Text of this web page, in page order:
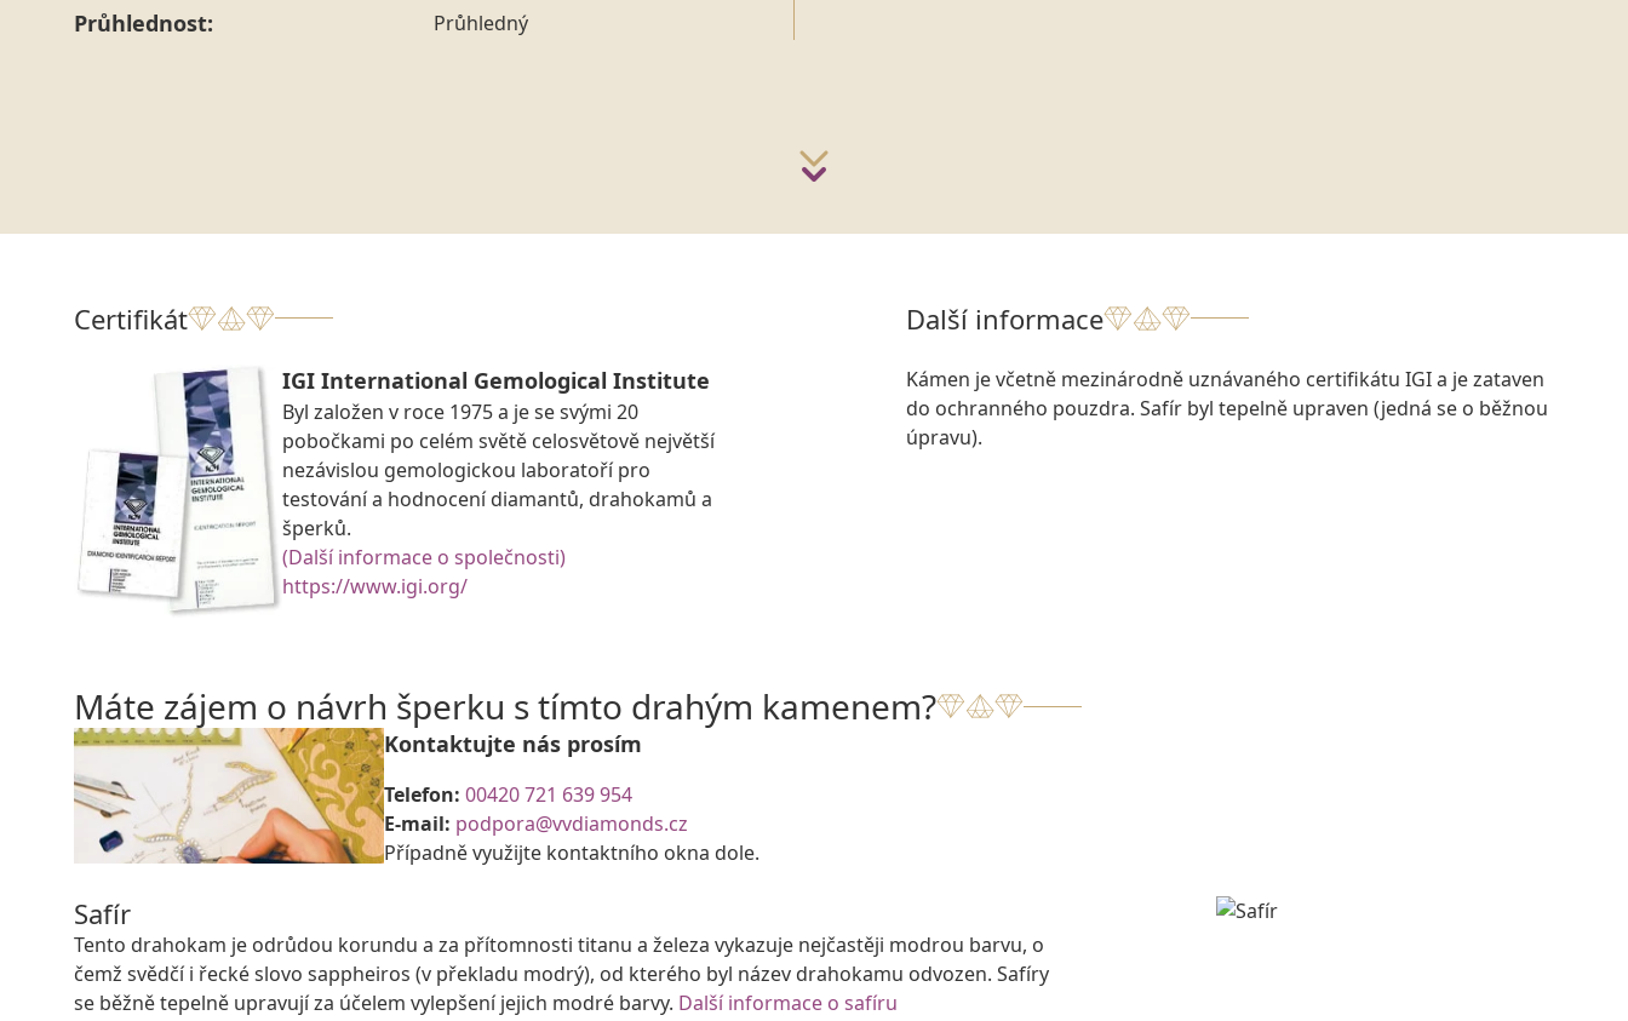
Průhlednost: Průhledný
Certifikát
IGI International Gemological Institute
Byl založen v roce 1975 a je se svými 20
pobočkami po celém světě celosvětově největší
nezávislou gemologickou laboratoří pro
testování a hodnocení diamantů, drahokamů a
šperků.
(Další informace o společnosti)
https://www.igi.org/
Další informace
Kámen je včetně mezinárodně uznávaného certifikátu IGI a je zataven
do ochranného pouzdra. Safír byl tepelně upraven (jedná se o běžnou
úpravu).
Máte zájem o návrh šperku s tímto drahým kamenem?
Kontaktujte nás prosím
Telefon: 00420 721 639 954
E-mail: podpora@vvdiamonds.cz
Případně využijte kontaktního okna dole.
Safír
Tento drahokam je odrůdou korundu a za přítomnosti titanu a železa vykazuje nejčastěji modrou barvu, o
čemž svědčí i řecké slovo sappheiros (v překladu modrý), od kterého byl název drahokamu odvozen. Safíry
se běžně tepelně upravují za účelem vylepšení jejich modré barvy. Další informace o safíru